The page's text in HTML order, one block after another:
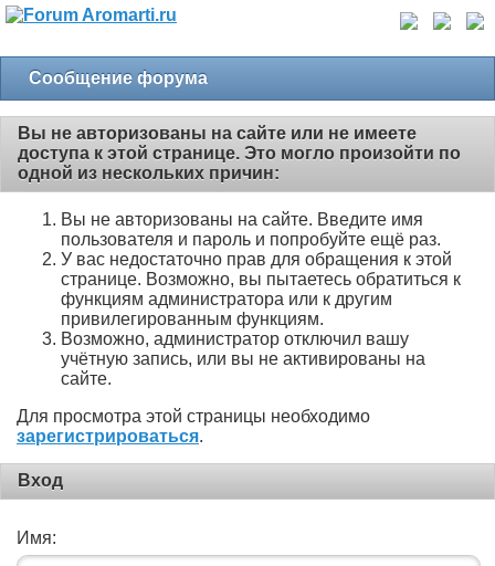
Сообщение форума
Вы не авторизованы на сайте или не имеете
доступа к этой странице. Это могло произойти по
одной из нескольких причин:
Вы не авторизованы на сайте. Введите имя
пользователя и пароль и попробуйте ещё раз.
У вас недостаточно прав для обращения к этой
странице. Возможно, вы пытаетесь обратиться к
функциям администратора или к другим
привилегированным функциям.
Возможно, администратор отключил вашу
учётную запись, или вы не активированы на
сайте.
Для просмотра этой страницы необходимо
зарегистрироваться.
Вход
Имя: